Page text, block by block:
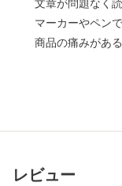
文章が問題なく読
マーカーやペンで
商品の痛みがある
レビュー